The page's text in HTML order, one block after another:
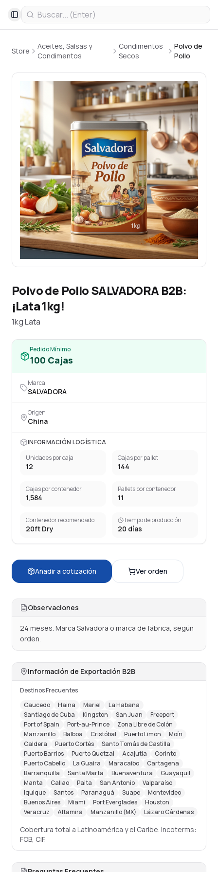
Toggle Sidebar
Store
Aceites, Salsas y
Condimentos
Condimentos
Secos
Polvo de
Pollo
Polvo de Pollo SALVADORA B2B:
¡Lata 1kg!
1kg Lata
Pedido Mínimo
100 Cajas
Marca
SALVADORA
Origen
China
INFORMACIÓN LOGÍSTICA
Unidades por caja
12
Cajas por pallet
144
Cajas por contenedor
1,584
Pallets por contenedor
11
Contenedor recomendado
20ft Dry
Tiempo de producción
20 días
Añadir a cotización Ver orden
Observaciones
24 meses. Marca Salvadora o marca de fábrica, según
orden.
Información de Exportación B2B
Destinos Frecuentes
Caucedo
Haina Mariel
La Habana
Santiago de Cuba
Kingston San Juan
Freeport
Port of Spain
Port-au-Prince
Zona Libre de Colón
Manzanillo
Balboa Cristóbal Puerto Limón
Moín
Caldera
Puerto Cortés
Santo Tomás de Castilla
Puerto Barrios
Puerto Quetzal Acajutla
Corinto
Puerto Cabello
La Guaira Maracaibo
Cartagena
Barranquilla
Santa Marta Buenaventura
Guayaquil
Manta
Callao Paita San Antonio
Valparaíso
Iquique
Santos Paranaguá Suape
Montevideo
Buenos Aires
Miami Port Everglades
Houston
Veracruz
Altamira Manzanillo (MX) Lázaro Cárdenas
Cobertura total a Latinoamérica y el Caribe. Incoterms:
FOB, CIF.